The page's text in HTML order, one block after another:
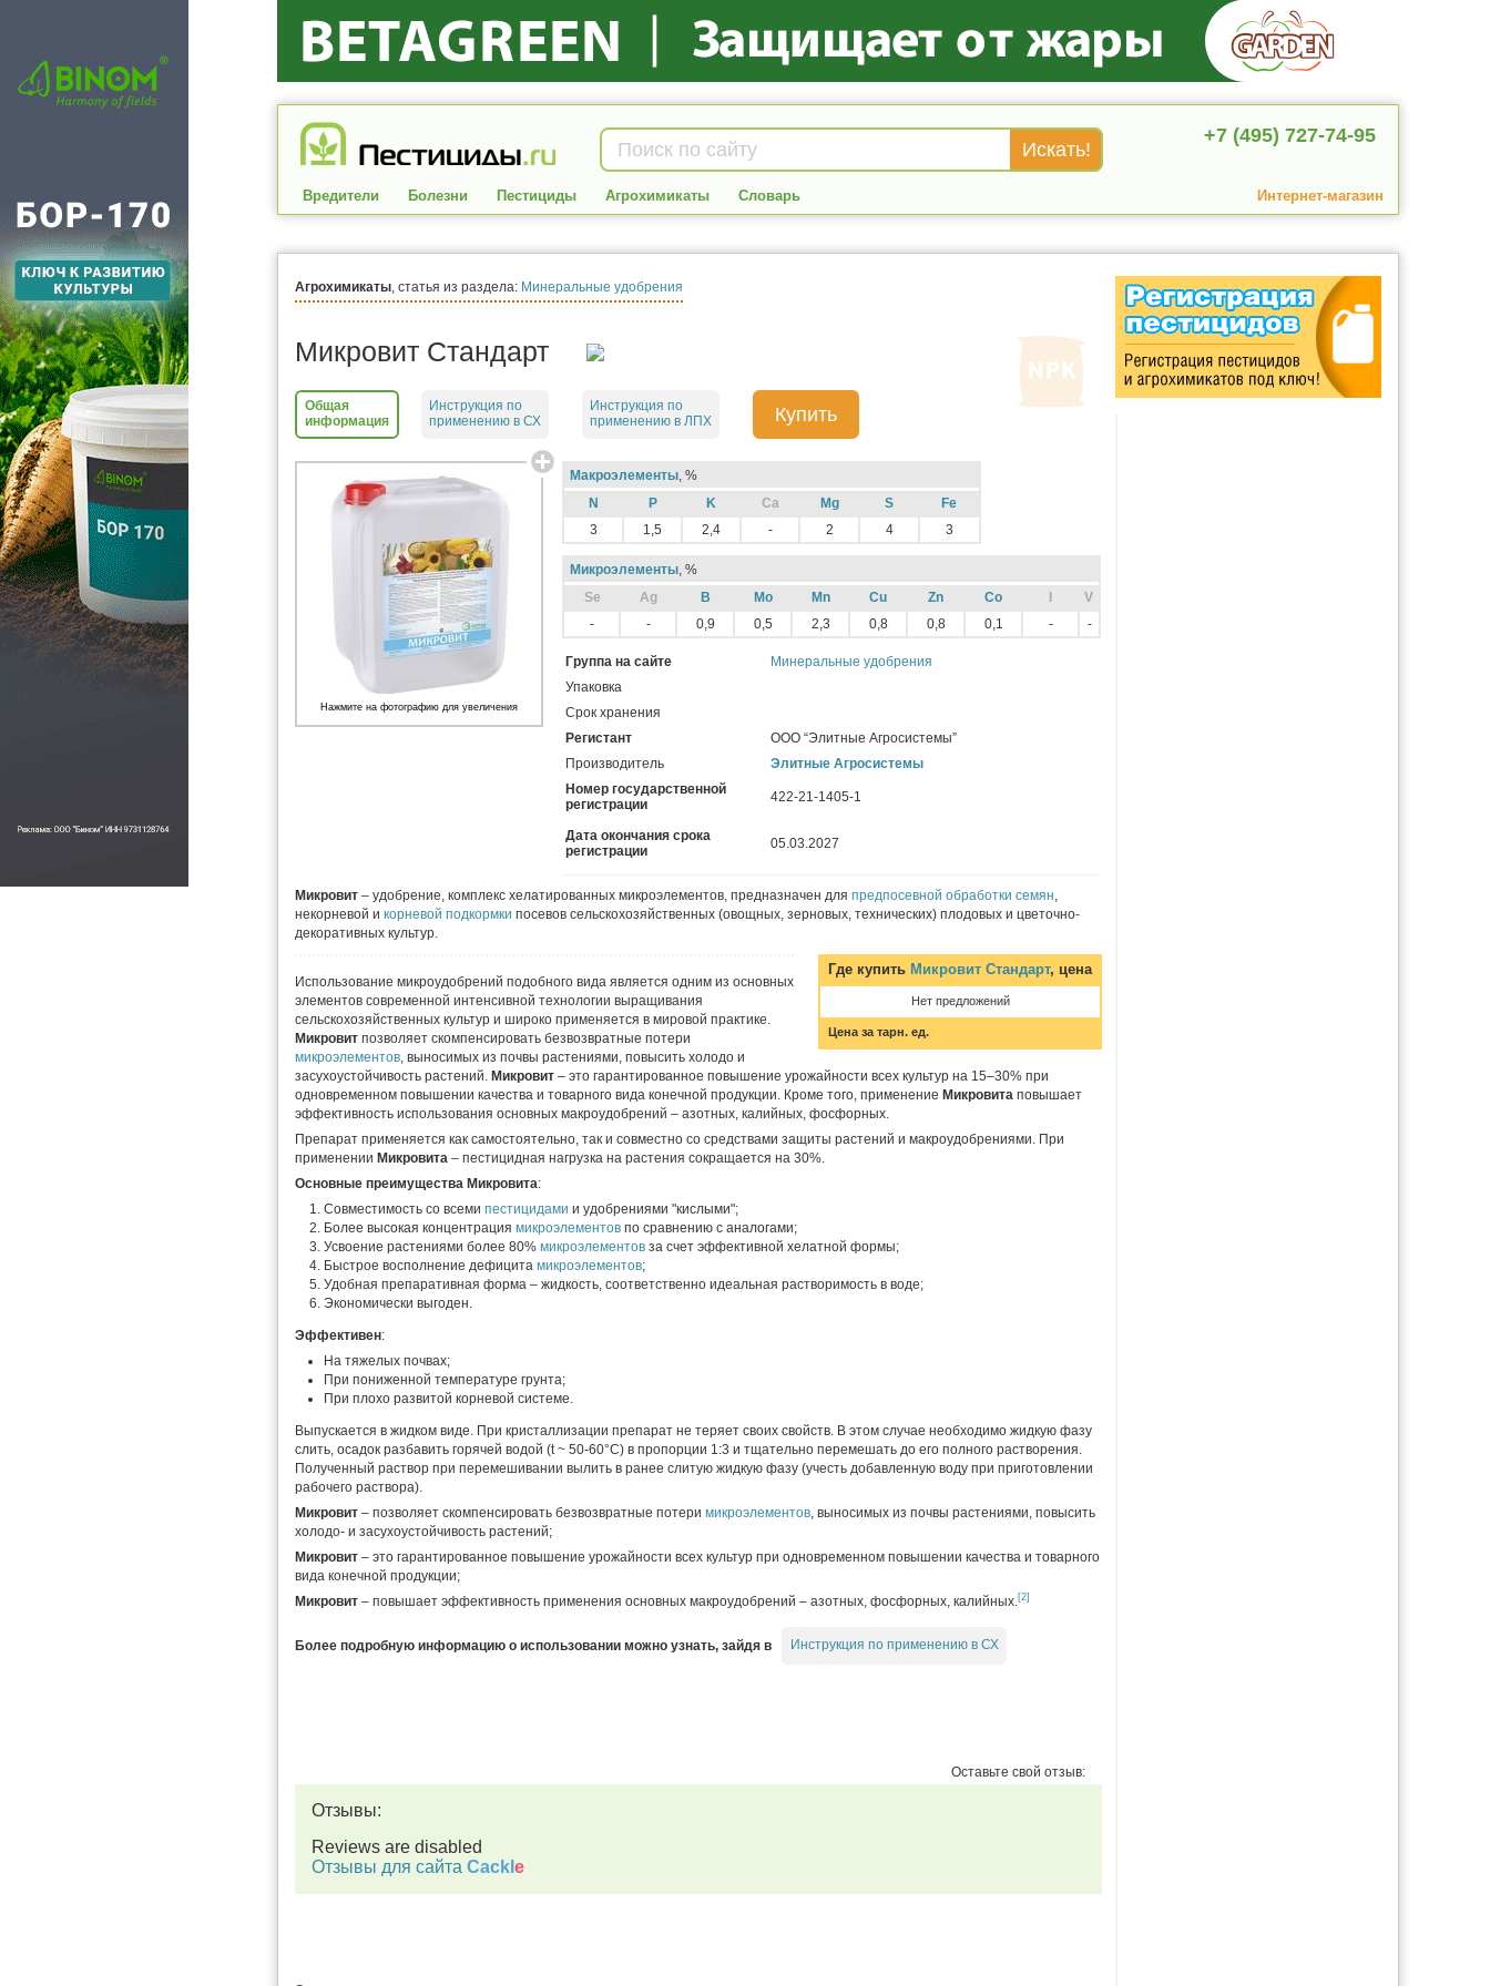
+7 (495) 727-74-95
Вредители Болезни Пестициды Агрохимикаты Словарь Интернет-магазин
Агрохимикаты, статья из раздела: Минеральные удобрения
Микровит Стандарт
Общая
информация
Инструкция по
применению в СХ
Инструкция по
применению в ЛПХ
Купить
Макроэлементы, %
N
P K Ca Mg S
Fe
3
1,5 2,4 - 2 4 3
Микроэлементы, %
Sе
Ag B Mo Mn Cu Zn Co
V
-
- 0,9 0,5 2,3 0,8 0,8 0,1 - -
Группа на сайте
Минеральные удобрения
Упаковка
Срок хранения
Регистант
ООО “Элитные Агросистемы”
Производитель
Элитные Агросистемы
Номер государственной
регистрации
422-21-1405-1
Дата окончания срока
регистрации
05.03.2027
Нажмите на фотографию для увеличения
Микровит – удобрение, комплекс хелатированных микроэлементов, предназначен для предпосевной обработки семян,
некорневой и корневой подкормки посевов сельскохозяйственных (овощных, зерновых, технических) плодовых и цветочно-
декоративных культур.
Где купить Микровит Стандарт, цена
Нет предложений
Цена за тарн. ед.
Использование микроудобрений подобного вида является одним из основных
элементов современной интенсивной технологии выращивания
сельскохозяйственных культур и широко применяется в мировой практике.
Микровит позволяет скомпенсировать безвозвратные потери
микроэлементов, выносимых из почвы растениями, повысить холодо и
засухоустойчивость растений. Микровит – это гарантированное повышение урожайности всех культур на 15–30% при
одновременном повышении качества и товарного вида конечной продукции. Кроме того, применение Микровита повышает
эффективность использования основных макроудобрений – азотных, калийных, фосфорных.
Препарат применяется как самостоятельно, так и совместно со средствами защиты растений и макроудобрениями. При
применении Микровита – пестицидная нагрузка на растения сокращается на 30%.
Основные преимущества Микровита:
Совместимость со всеми пестицидами и удобрениями "кислыми";
Более высокая концентрация микроэлементов по сравнению с аналогами;
Усвоение растениями более 80% микроэлементов за счет эффективной хелатной формы;
Быстрое восполнение дефицита микроэлементов;
Удобная препаративная форма – жидкость, соответственно идеальная растворимость в воде;
Экономически выгоден.
Эффективен:
На тяжелых почвах;
При пониженной температуре грунта;
При плохо развитой корневой системе.
Выпускается в жидком виде. При кристаллизации препарат не теряет своих свойств. В этом случае необходимо жидкую фазу
слить, осадок разбавить горячей водой (t ~ 50-60°С) в пропорции 1:3 и тщательно перемешать до его полного растворения.
Полученный раствор при перемешивании вылить в ранее слитую жидкую фазу (учесть добавленную воду при приготовлении
рабочего раствора).
Микровит – позволяет скомпенсировать безвозвратные потери микроэлементов, выносимых из почвы растениями, повысить
холодо- и засухоустойчивость растений;
Микровит – это гарантированное повышение урожайности всех культур при одновременном повышении качества и товарного
вида конечной продукции;
Микровит – повышает эффективность применения основных макроудобрений – азотных, фосфорных, калийных.[2]
Более подробную информацию о использовании можно узнать, зайдя в Инструкция по применению в СХ
Оставьте свой отзыв:
Отзывы:
Reviews are disabled
Отзывы для сайта Cackl e